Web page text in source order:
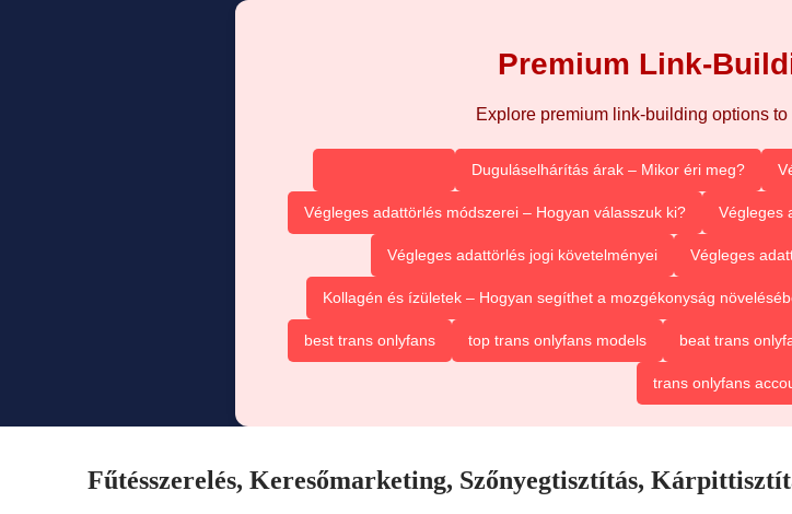
Premium Link-
Explore premium link-building options
Duguláselhárítás árak – Mikor éri meg?
Végleges adattörlés módszerei – Hogyan válasszuk ki? Végleges
Végleges adattörlés jogi követelményei Végleges
Kollagén és ízületek – Hogyan segíthet a mozgékonyság
best trans onlyfans top trans onlyfans models beat trans
trans onlyfans
Fűtésszerelés, Keresőmarketing, Szőnyegtisztítás,